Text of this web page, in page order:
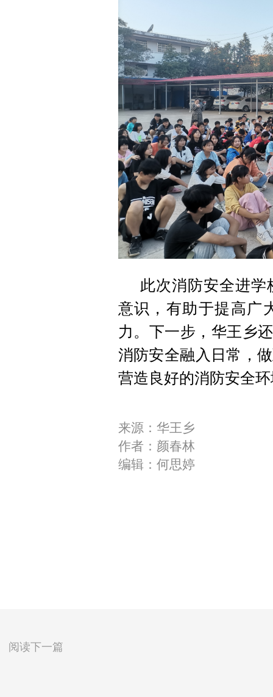
此次消防安全进
意识，有助于提高广
力。下一步，华王乡
消防安全融入日常，
营造良好的消防安全
来源：华王乡
作者：颜春林
编辑：何思婷
阅读下一篇